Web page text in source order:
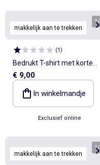
makkelijk aan te trekken
1/
(1)
Bedrukt T-shirt met korte
mouwen - gemakkelijk aan
te trekken collectie
€ 9,00
In winkelmandje
Exclusief online
makkelijk aan te trekken
1/